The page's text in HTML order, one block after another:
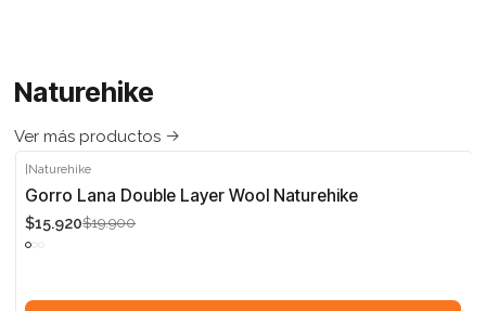
Naturehike
Ver más productos
-20%
Naturehike
Gorro Lana Double Layer Wool Naturehike
$15.920$19.900